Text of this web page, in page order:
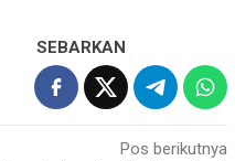
SEBARKAN
Pos berikutnya